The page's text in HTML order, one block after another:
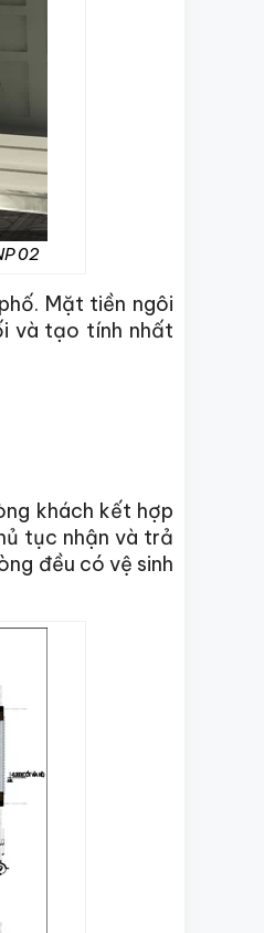
02
Mặt tiền ngôi
và tạo tính nhất
khách kết hợp
tục nhận và trả
đều có vệ sinh